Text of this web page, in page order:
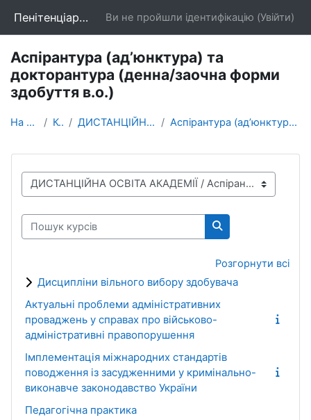
Пенітенціарна академія України Ви не пройшли ідентифікацію (Увійти)
Аспірантура (ад’юнктура) та
докторантура (денна/заочна форми
здобуття в.о.)
На головну Курси ДИСТАНЦІЙНА ОСВІТА АКАДЕМІЇ Аспірантура (ад’юнктура) та докторантура (денна/за...
Категорії курсів
Пошук курсів
Пошук курсів
Розгорнути всі
Дисципліни вільного вибору здобувача
Актуальні проблеми адміністративних
проваджень у справах про військово-
адміністративні правопорушення
Імплементація міжнародних стандартів
поводження із засудженними у кримінально-
виконавче законодавство України
Педагогічна практика